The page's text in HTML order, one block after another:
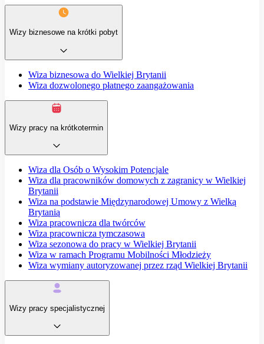
Wizy biznesowe na krótki pobyt
Wiza biznesowa do Wielkiej Brytanii
Wiza dozwolonego płatnego zaangażowania
Wizy pracy na krótkotermin
Wiza dla Osób o Wysokim Potencjale
Wiza dla pracowników domowych z zagranicy w Wielkiej
Brytanii
Wiza na podstawie Międzynarodowej Umowy z Wielką
Brytanią
Wiza pracownicza dla twórców
Wiza pracownicza tymczasowa
Wiza sezonowa do pracy w Wielkiej Brytanii
Wiza w ramach Programu Mobilności Młodzieży
Wiza wymiany autoryzowanej przez rząd Wielkiej Brytanii
Wizy pracy specjalistycznej